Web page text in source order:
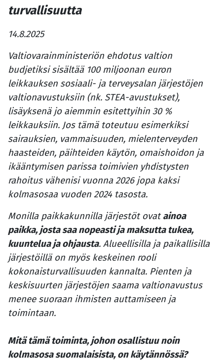
turvallisuutta
14.8.2025
Valtiovarainministeriön ehdotus valtion
budjetiksi sisältää 100 miljoonan euron
leikkauksen sosiaali- ja terveysalan järjestöjen
valtionavustuksiin (nk. STEA-avustukset),
lisäyksenä jo aiemmin esitettyihin 30 %
leikkauksiin. Jos tämä toteutuu esimerkiksi
sairauksien, vammaisuuden, mielenterveyden
haasteiden, päihteiden käytön, omaishoidon ja
ikääntymisen parissa toimivien yhdistysten
rahoitus vähenisi vuonna 2026 jopa kaksi
kolmasosaa vuoden 2024 tasosta.
Monilla paikkakunnilla järjestöt ovatainoa
paikka, josta saa nopeasti ja maksutta tukea,
kuuntelua ja ohjausta. Alueellisilla ja paikallisilla
järjestöillä on myös keskeinen rooli
kokonaisturvallisuuden kannalta. Pienten ja
keskisuurten järjestöjen saama valtionavustus
menee suoraan ihmisten auttamiseen ja
toimintaan.
Mitä tämä toiminta, johon osallistuu noin
kolmasosa suomalaisista, on käytännössä?